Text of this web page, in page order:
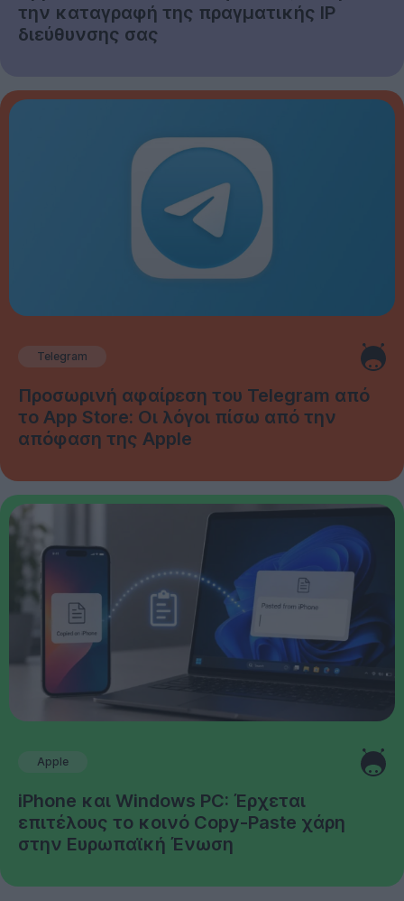
την καταγραφή της πραγματικής IP
διεύθυνσης σας
Telegram
Προσωρινή αφαίρεση του Telegram από
το App Store: Οι λόγοι πίσω από την
απόφαση της Apple
Apple
iPhone και Windows PC: Έρχεται
επιτέλους το κοινό Copy-Paste χάρη
στην Ευρωπαϊκή Ένωση